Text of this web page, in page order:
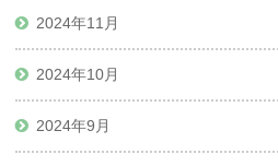
2024年11月
2024年10月
2024年9月